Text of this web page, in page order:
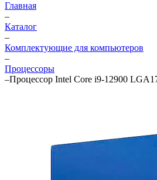
Главная
–
Каталог
–
Комплектующие для компьютеров
–
Процессоры
–Процессор Intel Core i9-12900